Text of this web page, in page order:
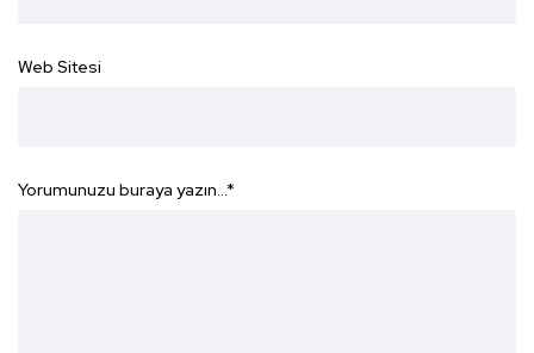
Web Sitesi
Yorumunuzu buraya yazın...*